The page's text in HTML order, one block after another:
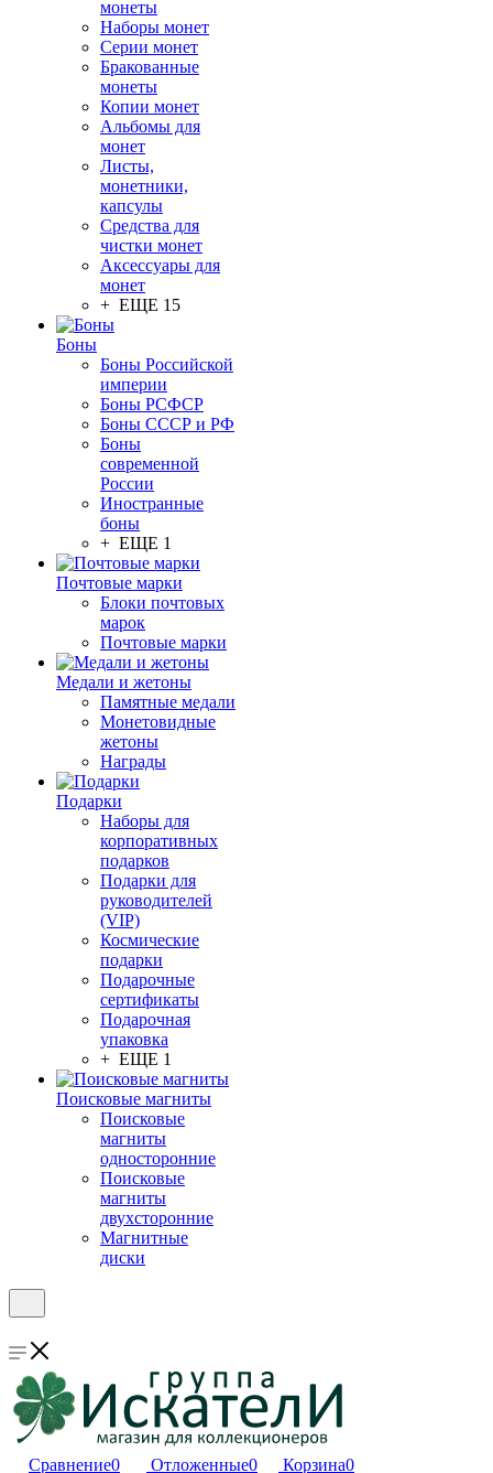
монеты
Наборы монет
Серии монет
Бракованные
монеты
Копии монет
Альбомы для
монет
Листы,
монетники,
капсулы
Средства для
чистки монет
Аксессуары для
монет
+ ЕЩЕ 15
Боны
Боны Российской
империи
Боны РСФСР
Боны СССР и РФ
Боны
современной
России
Иностранные
боны
+ ЕЩЕ 1
Почтовые марки
Блоки почтовых
марок
Почтовые марки
Медали и жетоны
Памятные медали
Монетовидные
жетоны
Награды
Подарки
Наборы для
корпоративных
подарков
Подарки для
руководителей
(VIP)
Космические
подарки
Подарочные
сертификаты
Подарочная
упаковка
+ ЕЩЕ 1
Поисковые магниты
Поисковые
магниты
односторонние
Поисковые
магниты
двухсторонние
Магнитные
диски
Сравнение0 Отложенные0 Корзина0